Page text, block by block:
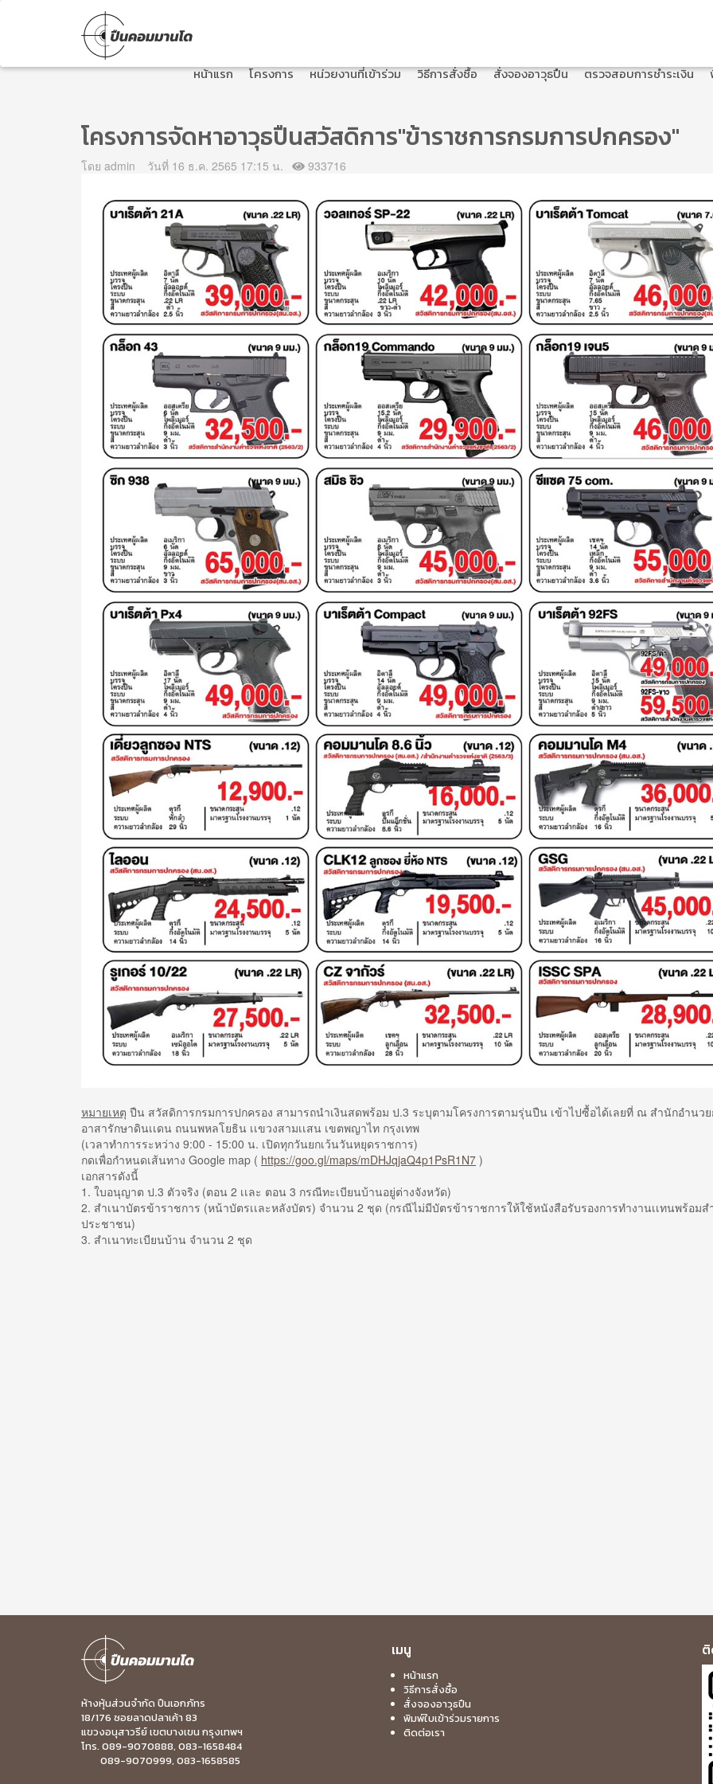
หน้าแรก โครงการ หน่วยงานที่เข้าร่วม วิธีการสั่งซื้อ สั่งจองอาวุธปืน ตรวจสอบการชำระเงิน
โครงการจัดหาอาวุธปืนสวัสดิการ"ข้าราชการกรมการปกครอง"
โดย admin วันที่ 16 ธ.ค. 2565 17:15 น. 933716
หมายเหตุ ปืน สวัสดิการกรมการปกครอง สามารถนำเงินสดพร้อม ป.3 ระบุตามโครงการตามรุ่นปืน เข้าไปซื้อได้เลยที่ ณ สำนักอำนวย
อาสารักษาดินเเดน ถนนพหลโยธิน เเขวงสามเเสน เขตพญาไท กรุงเทพ
(เวลาทำการระหว่าง 9:00 - 15:00 น. เปิดทุกวันยกเว้นวันหยุดราชการ)
กดเพื่อกำหนดเส้นทาง Google map ( https://goo.gl/maps/mDHJqjaQ4p1PsR1N7 )
เอกสารดังนี้
1. ใบอนุญาต ป.3 ตัวจริง (ตอน 2 เเละ ตอน 3 กรณีทะเบียนบ้านอยู่ต่างจังหวัด)
2. สำเนาบัตรข้าราชการ (หน้าบัตรเเละหลังบัตร) จำนวน 2 ชุด (กรณีไม่มีบัตรข้าราชการให้ใช้หนังสือรับรองการทำงานเเทนพร้อมส
ประชาชน)
3. สำเนาทะเบียนบ้าน จำนวน 2 ชุด
ห้างหุ้นส่วนจำกัด ปืนเอกภัทร
18/176 ซอยลาดปลาเค้า 83
แขวงอนุสาวรีย์ เขตบางเขน กรุงเทพฯ
โทร. 089-9070888, 083-1658484
089-9070999, 083-1658585
เมนู
หน้าแรก
วิธีการสั่งซื้อ
สั่งจองอาวุธปืน
พิมพ์ใบเข้าร่วมรายการ
ติดต่อเรา